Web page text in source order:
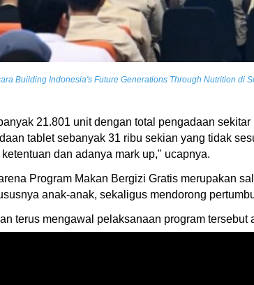
Building Indonesia's Future Generations Through Nutrition di
21.801 unit dengan total pengadaan
tablet sebanyak 31 ribu sekian yang tidak
dan adanya mark up," ucapnya.
Program Makan Bergizi Gratis merupakan
anak-anak, sekaligus mendorong
terus mengawal pelaksanaan program